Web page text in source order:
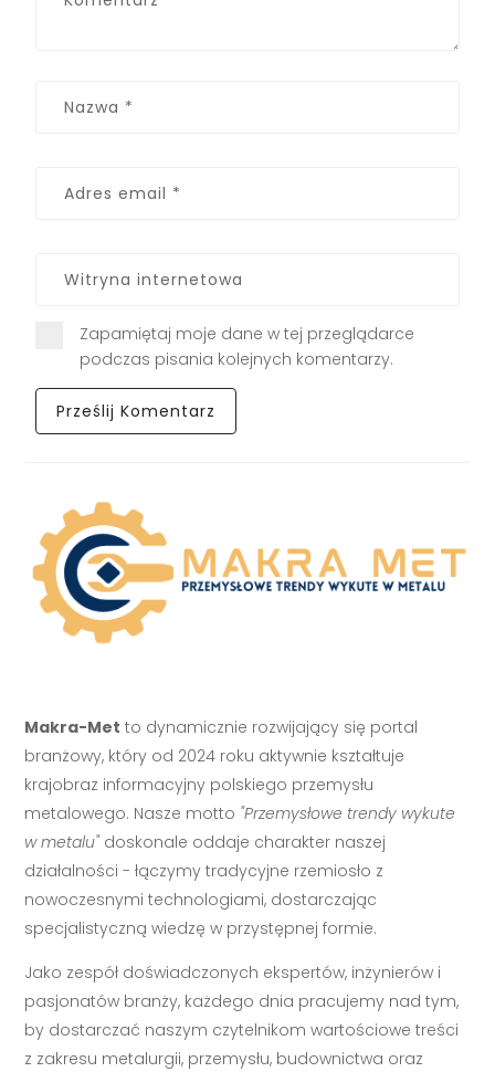
Zapamiętaj moje dane w tej przeglądarce
podczas pisania kolejnych komentarzy.
Makra-Met to dynamicznie rozwijający się portal
branżowy, który od 2024 roku aktywnie kształtuje
krajobraz informacyjny polskiego przemysłu
metalowego. Nasze motto "Przemysłowe trendy wykute
w metalu"doskonale oddaje charakter naszej
działalności - łączymy tradycyjne rzemiosło z
nowoczesnymi technologiami, dostarczając
specjalistyczną wiedzę w przystępnej formie.
Jako zespół doświadczonych ekspertów, inżynierów i
pasjonatów branży, każdego dnia pracujemy nad tym,
by dostarczać naszym czytelnikom wartościowe treści
z zakresu metalurgii, przemysłu, budownictwa oraz